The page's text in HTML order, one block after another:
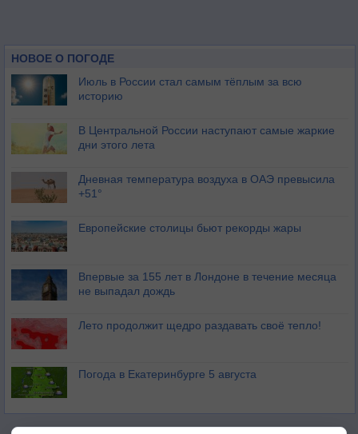
НОВОЕ О ПОГОДЕ
Июль в России стал самым тёплым за всю
историю
В Центральной России наступают самые жаркие
дни этого лета
Дневная температура воздуха в ОАЭ превысила
+51°
Европейские столицы бьют рекорды жары
Впервые за 155 лет в Лондоне в течение месяца
не выпадал дождь
Лето продолжит щедро раздавать своё тепло!
Погода в Екатеринбурге 5 августа